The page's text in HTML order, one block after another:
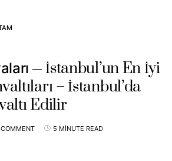
İstanbul’un En İyi
– İstanbul’da
Edilir
5 MINUTE READ